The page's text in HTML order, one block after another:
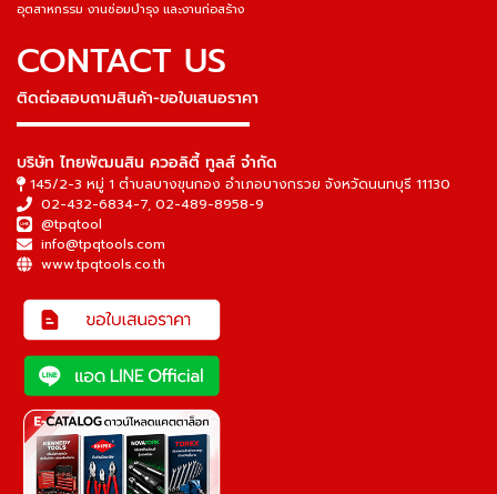
อุตสาหกรรม งานซ่อมบำรุง และงานก่อสร้าง
CONTACT US
ติดต่อสอบถามสินค้า-ขอใบเสนอราคา
▬▬▬▬▬▬▬▬▬▬▬▬▬▬▬
บริษัท ไทยพัฒนสิน ควอลิตี้ ทูลส์ จำกัด
145/2-3 หมู่ 1 ตำบลบางขุนกอง อำเภอบางกรวย จังหวัดนนทบุรี 11130
02-432-6834-7, 02-489-8958-9
@tpqtool
info@tpqtools.com
www.tpqtools.co.th